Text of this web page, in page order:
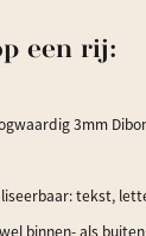
een rij:
3mm
tekst,
binnen- als